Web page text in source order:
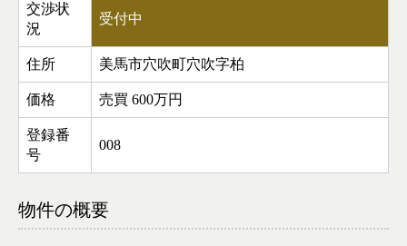
交渉状
況
受付中
住所 美馬市穴吹町穴吹字柏
価格 売買 600万円
登録番
号
008
物件の概要